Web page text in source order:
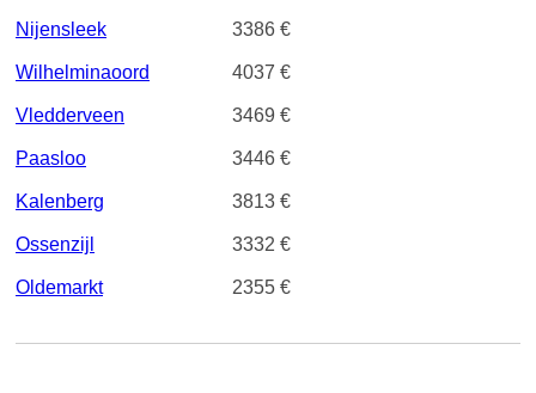
Nijensleek 3386 €
Wilhelminaoord 4037 €
Vledderveen 3469 €
Paasloo 3446 €
Kalenberg 3813 €
Ossenzijl 3332 €
Oldemarkt 2355 €